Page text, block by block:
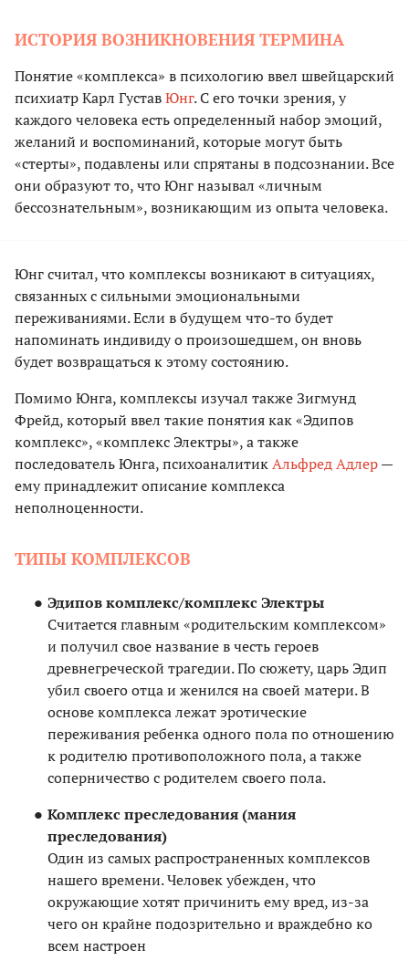
ИСТОРИЯ ВОЗНИКНОВЕНИЯ ТЕРМИНА
Понятие «комплекса» в психологию ввел швейцарский
психиатр Карл ГуставЮнг. С его точки зрения, у
каждого человека есть определенный набор эмоций,
желаний и воспоминаний, которые могут быть
«стерты», подавлены или спрятаны в подсознании. Все
они образуют то, что Юнг называл «личным
бессознательным», возникающим из опыта человека.
Юнг считал, что комплексы возникают в ситуациях,
связанных с сильными эмоциональными
переживаниями. Если в будущем что-то будет
напоминать индивиду о произошедшем, он вновь
будет возвращаться к этому состоянию.
Помимо Юнга, комплексы изучал также Зигмунд
Фрейд, который ввел такие понятия как «Эдипов
комплекс», «комплекс Электры», а также
последователь Юнга, психоаналитикАльфред Адлер—
ему принадлежит описание комплекса
неполноценности.
ТИПЫ КОМПЛЕКСОВ
Эдипов комплекс/комплекс Электры
Считается главным «родительским комплексом»
и получил свое название в честь героев
древнегреческой трагедии. По сюжету, царь Эдип
убил своего отца и женился на своей матери. В
основе комплекса лежат эротические
переживания ребенка одного пола по отношению
к родителю противоположного пола, а также
соперничество с родителем своего пола.
Комплекс преследования (мания
преследования)
Один из самых распространенных комплексов
нашего времени. Человек убежден, что
окружающие хотят причинить ему вред, из-за
чего он крайне подозрительно и враждебно ко
всем настроен